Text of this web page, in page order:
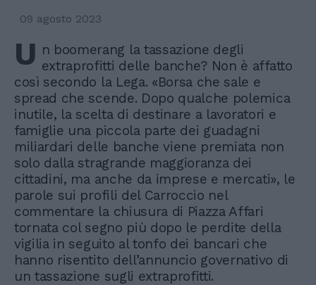
09 agosto 2023
U n boomerang la tassazione degli
extraprofitti delle banche? Non è affatto
così secondo la Lega. «Borsa che sale e
spread che scende. Dopo qualche polemica
inutile, la scelta di destinare a lavoratori e
famiglie una piccola parte dei guadagni
miliardari delle banche viene premiata non
solo dalla stragrande maggioranza dei
cittadini, ma anche da imprese e mercati», le
parole sui profili del Carroccio nel
commentare la chiusura di Piazza Affari
tornata col segno più dopo le perdite della
vigilia in seguito al tonfo dei bancari che
hanno risentito dell’annuncio governativo di
un tassazione sugli extraprofitti.